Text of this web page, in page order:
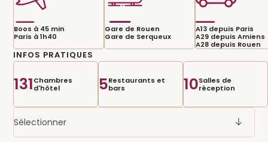
Côté privé, le Domaine accueille également vos événements
familiaux : mariages, anniversaires, réceptions ou toute autre
occasion spéciale. Vous bénéficierez d'espaces élégants et
personnalisables, d'une restauration raffinée et d'un
accompagnement dédié pour faire de votre moment un
Avec son casino, ses hôtels, restaurants, espaces bien-être et
infrastructures de loisirs, le Domaine de Forges est un lieu
unique en Normandie pour organiser un événement à votre
image, qu'il soit professionnel ou privé.
Boos à 45 min
Paris à 1h40
Gare de Rouen
Gare de Serqueux
A13 depuis Paris
A29 depuis Amiens
A28 depuis Rouen
INFOS PRATIQUES
131Chambres
d'hôtel
5Restaurants et
bars
10Salles de
réception
Sélectionner